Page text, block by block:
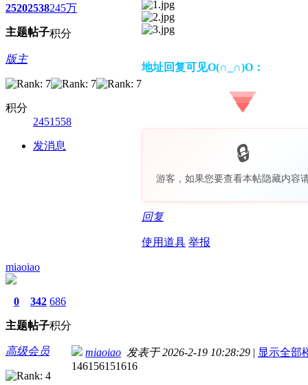
2520
主题
2538
帖子
245万
积分
版主
积分
2451558
发消息
地址回复可见O(∩_∩)O：
游客，如果您要查看本帖隐藏内容
回复
使用道具 举报
miaoiao
0
主题
342
帖子
686
积分
高级会员 miaoiao 发表于 2026-2-19 10:28:29 | 显示全部
146156151616